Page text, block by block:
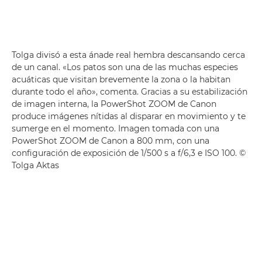
Tolga divisó a esta ánade real hembra descansando cerca
de un canal. «Los patos son una de las muchas especies
acuáticas que visitan brevemente la zona o la habitan
durante todo el año», comenta. Gracias a su estabilización
de imagen interna, la PowerShot ZOOM de Canon
produce imágenes nítidas al disparar en movimiento y te
sumerge en el momento. Imagen tomada con una
PowerShot ZOOM de Canon a 800 mm, con una
configuración de exposición de 1/500 s a f/6,3 e ISO 100. ©
Tolga Aktas